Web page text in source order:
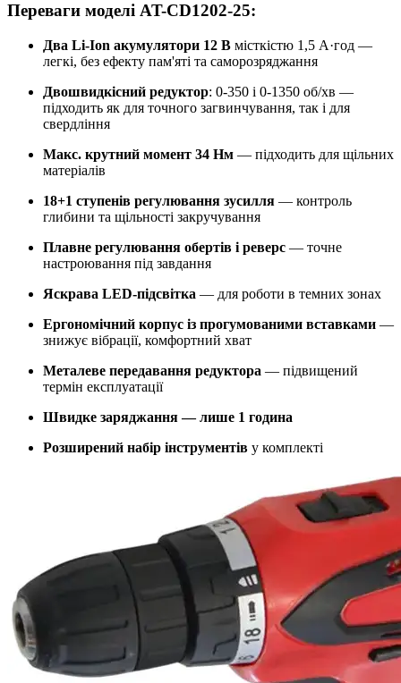
Переваги моделі AT-CD1202-25:
Два Li-Ion акумулятори 12 В місткістю 1,5 А·год —
легкі, без ефекту пам'яті та саморозряджання
Двошвидкісний редуктор: 0-350 і 0-1350 об/хв —
підходить як для точного загвинчування, так і для
свердління
Макс. крутний момент 34 Нм — підходить для щільних
матеріалів
18+1 ступенів регулювання зусилля — контроль
глибини та щільності закручування
Плавне регулювання обертів і реверс — точне
настроювання під завдання
Яскрава LED-підсвітка — для роботи в темних зонах
Ергономічний корпус із прогумованими вставками —
знижує вібрації, комфортний хват
Металеве передавання редуктора — підвищений
термін експлуатації
Швидке заряджання — лише 1 година
Розширений набір інструментів у комплекті